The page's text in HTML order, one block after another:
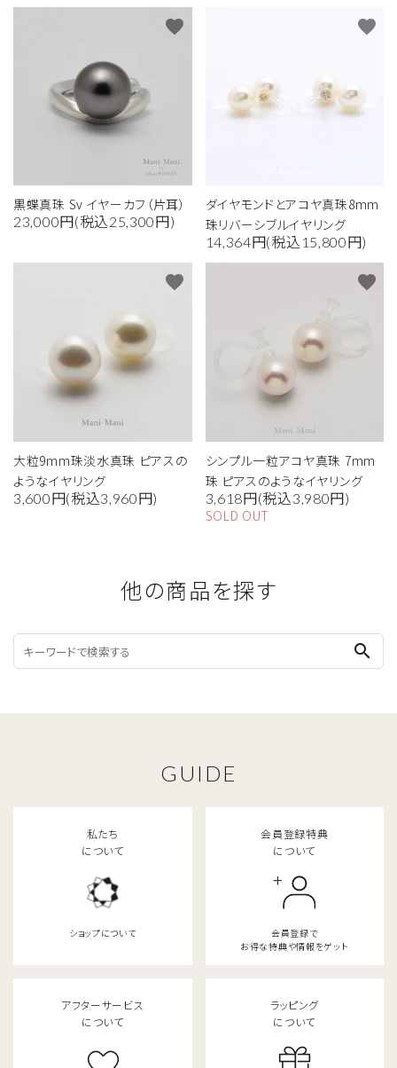
黒蝶真珠 Sv イヤーカフ（片耳）
23,000円(税込25,300円)
favorite
ダイヤモンドとアコヤ真珠8mm
珠リバーシブルイヤリング
14,364円(税込15,800円)
favorite
大粒9mm珠淡水真珠 ピアスの
ようなイヤリング
3,600円(税込3,960円)
favorite
シンプル一粒アコヤ真珠 7mm
珠 ピアスのようなイヤリング
3,618円(税込3,980円)
SOLD OUT
favorite
他の商品を探す
search
GUIDE
私たち
について
ショップについて
会員登録特典
について
会員登録で
お得な特典や情報をゲット
アフターサービス
について
ラッピング
について